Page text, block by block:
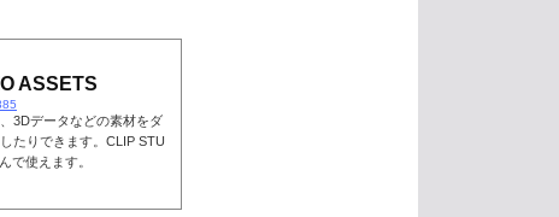
ASSETS
3Dデータなどの素材をダ
たりできます。CLIP STU
で使えます。